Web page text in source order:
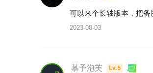
可以来个长轴版本，把备
2023-08-03
慕予泡芙 Lv.5